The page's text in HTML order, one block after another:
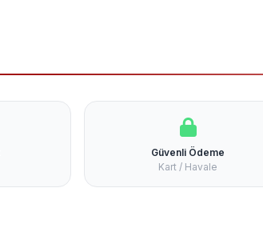
Güvenli Ödeme
Kart / Havale